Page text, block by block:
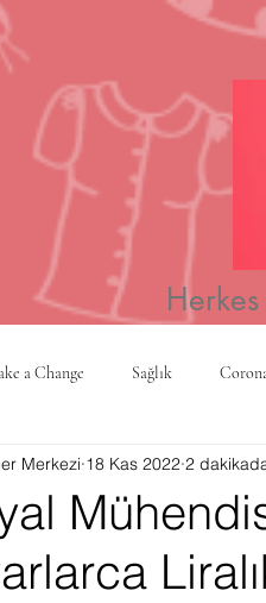
a Change Sağlık
şehir planlama Yapay Zeka
Hediye Çekilişi
Merkezi 18 Kas 2022 2